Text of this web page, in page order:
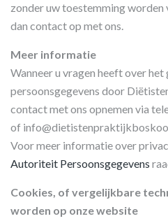
zonder uw toestemming
dan contact op met ons.
Meer informatie
Wanneer u vragen heeft over
persoonsgegevens door
contact met ons opnemen via
of
Voor meer informatie over
Autoriteit Persoonsgegevens
Cookies, of vergelijkbare
worden op onze website